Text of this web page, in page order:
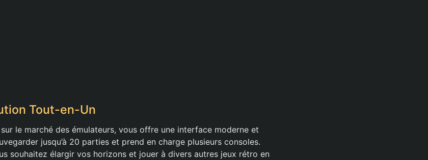
Tout-en-Un
le marché des émulateurs, vous offre une interface moderne et
jusqu’à 20 parties et prend en charge plusieurs consoles.
souhaitez élargir vos horizons et jouer à divers autres jeux rétro en